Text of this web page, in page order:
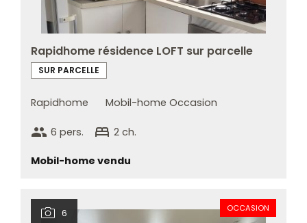
Rapidhome résidence LOFT sur parcelle
SUR PARCELLE
Rapidhome Mobil-home Occasion
group 6 pers. bed 2 ch.
Mobil-home vendu
6 OCCASION